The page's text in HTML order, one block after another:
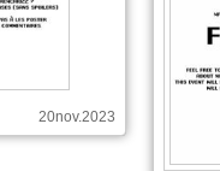
20nov.2023